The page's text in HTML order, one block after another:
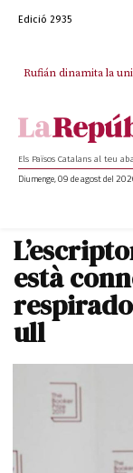
Edició 2935
Rufián dinamita la
Els Països Catalans al teu
Diumenge, 09 de agost del
està
ull